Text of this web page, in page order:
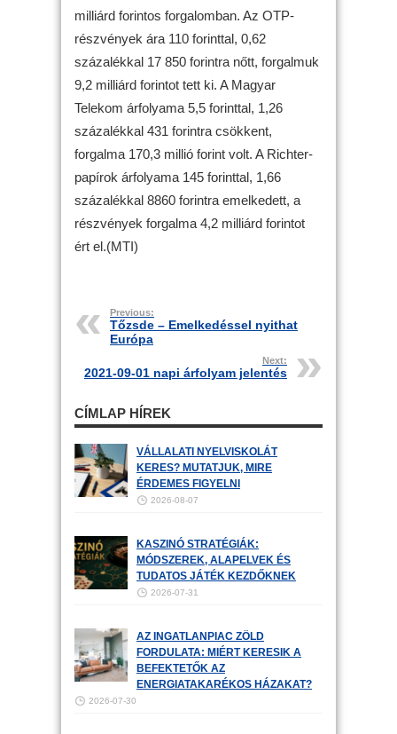
milliárd forintos forgalomban. Az OTP-
részvények ára 110 forinttal, 0,62
százalékkal 17 850 forintra nőtt, forgalmuk
9,2 milliárd forintot tett ki. A Magyar
Telekom árfolyama 5,5 forinttal, 1,26
százalékkal 431 forintra csökkent,
forgalma 170,3 millió forint volt. A Richter-
papírok árfolyama 145 forinttal, 1,66
százalékkal 8860 forintra emelkedett, a
részvények forgalma 4,2 milliárd forintot
ért el.(MTI)
Previous:
Tőzsde – Emelkedéssel nyithat
Európa
Next:
2021-09-01 napi árfolyam jelentés
CÍMLAP HÍREK
VÁLLALATI NYELVISKOLÁT
KERES? MUTATJUK, MIRE
ÉRDEMES FIGYELNI
2026-08-07
KASZINÓ STRATÉGIÁK:
MÓDSZEREK, ALAPELVEK ÉS
TUDATOS JÁTÉK KEZDŐKNEK
2026-07-31
AZ INGATLANPIAC ZÖLD
FORDULATA: MIÉRT KERESIK A
BEFEKTETŐK AZ
ENERGIATAKARÉKOS HÁZAKAT?
2026-07-30